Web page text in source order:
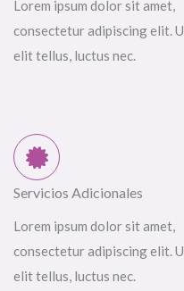
Lorem ipsum dolor sit amet,
consectetur adipiscing elit.
elit tellus, luctus nec.
Servicios Adicionales
Lorem ipsum dolor sit amet,
consectetur adipiscing elit.
elit tellus, luctus nec.